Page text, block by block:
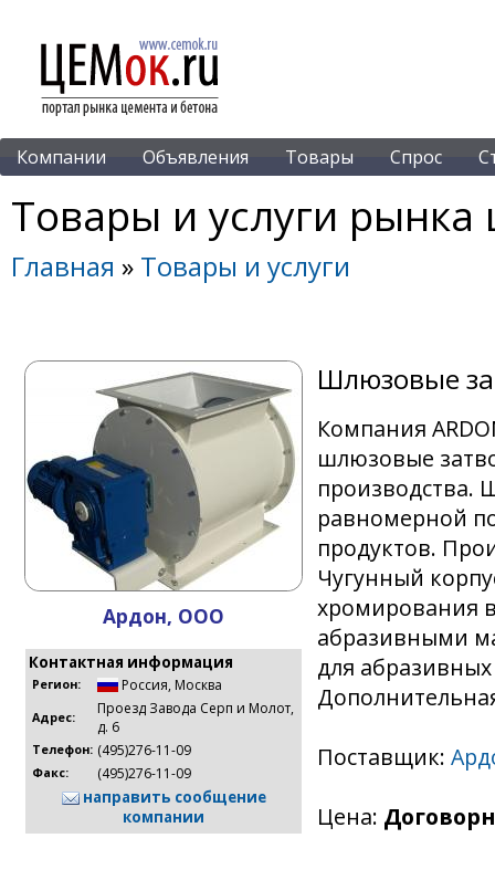
Компании Объявления Товары Спрос
Товары и услуги рынка
Главная » Товары и услуги
Ардон, ООО
Контактная информация
Регион: Россия, Москва
Адрес:
Проезд Завода Серп и Молот,
д. 6
Телефон: (495)276-11-09
Факс: (495)276-11-09
направить сообщение
компании
Шлюзовые
Компания
шлюзовые
производства.
равномерной
продуктов.
Чугунный
хромирования
абразивными
для
Поставщик:
Цена: